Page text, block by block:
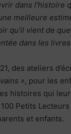
dans l’histoire
meilleure
qu’il vient de
dans les livres
des ateliers
», pour les
histoires qui
Petits
et enfants.